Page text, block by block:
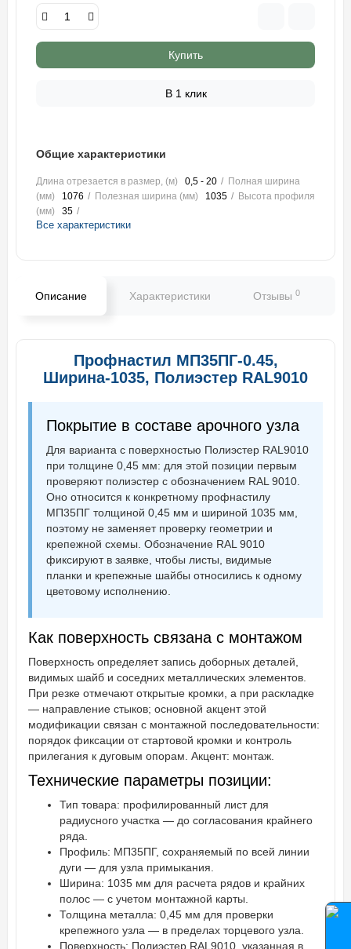
Купить
В 1 клик
Общие характеристики
Длина отрезается в размер, (м) 0,5 - 20
Полная ширина
(мм)
1076 Полезная ширина (мм) 1035
Высота профиля
(мм)
35
Все характеристики
Описание Характеристики Отзывы 0
Профнастил МП35ПГ-0.45,
Ширина-1035, Полиэстер RAL9010
Покрытие в составе арочного узла
Для варианта с поверхностью Полиэстер RAL9010
при толщине 0,45 мм: для этой позиции первым
проверяют полиэстер с обозначением RAL 9010.
Оно относится к конкретному профнастилу
МП35ПГ толщиной 0,45 мм и шириной 1035 мм,
поэтому не заменяет проверку геометрии и
крепежной схемы. Обозначение RAL 9010
фиксируют в заявке, чтобы листы, видимые
планки и крепежные шайбы относились к одному
цветовому исполнению.
Как поверхность связана с монтажом
Поверхность определяет запись доборных деталей,
видимых шайб и соседних металлических элементов.
При резке отмечают открытые кромки, а при раскладке
— направление стыков; основной акцент этой
модификации связан с монтажной последовательности:
порядок фиксации от стартовой кромки и контроль
прилегания к дуговым опорам. Акцент: монтаж.
Технические параметры позиции:
Тип товара: профилированный лист для
радиусного участка — до согласования крайнего
ряда.
Профиль: МП35ПГ, сохраняемый по всей линии
дуги — для узла примыкания.
Ширина: 1035 мм для расчета рядов и крайних
полос — с учетом монтажной карты.
Толщина металла: 0,45 мм для проверки
крепежного узла — в пределах торцевого узла.
Поверхность: Полиэстер RAL9010, указанная в